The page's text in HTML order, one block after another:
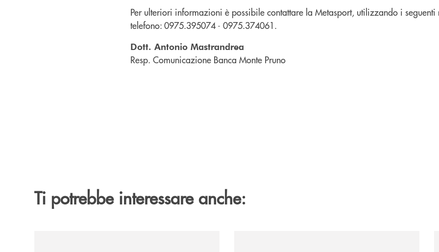
Per ulteriori informazioni è possibile contattare la Metasport, utilizzando i seguenti
telefono: 0975.395074 - 0975.374061.
Dott. Antonio Mastrandrea
Resp. Comunicazione Banca Monte Pruno
Ti potrebbe interessare anche: